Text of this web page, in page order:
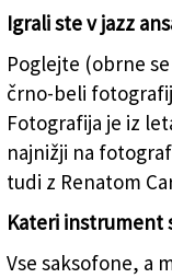
Igrali ste v jazz
Poglejte (obrne
črno-beli
Fotografija je iz
najnižji na
tudi z Renatom
Kateri instrument
Vse saksofone, a